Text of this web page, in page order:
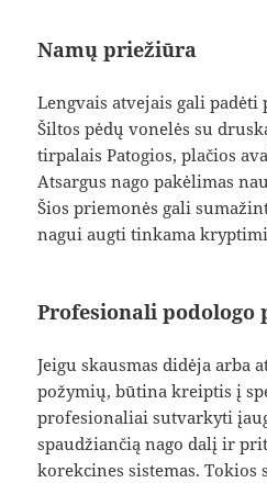
Namų priežiūra
Lengvais atvejais gali padėti
Šiltos pėdų vonelės su
tirpalais Patogios, plačios
Atsargus nago pakėlimas
Šios priemonės gali
nagui augti tinkama
Profesionali podologo
Jeigu skausmas didėja arba
požymių, būtina kreiptis į
profesionaliai sutvarkyti
spaudžiančią nago dalį ir
korekcines sistemas. Tokios